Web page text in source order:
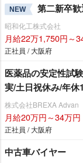
NEW 第二新卒
昭和化工株式会社
月給22万1,750円～
正社員 / 大阪府
医薬品の安定性試
実/土日祝休み/年休
株式会社BREXA Advan
月給20万円～34万円
正社員 / 大阪府
中古車バイヤー